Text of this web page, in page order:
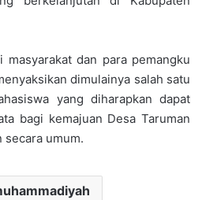
dan para pemangku
dimulainya salah satu
yang diharapkan dapat
bagi kemajuan Desa Taruman
secara umum.